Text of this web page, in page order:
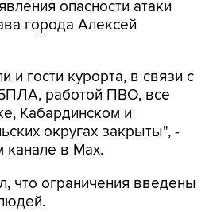
опасности атаки
города Алексей
гости курорта, в связи с
работой ПВО, все
Кабардинском и
округах закрыты", -
канале в Max.
что ограничения введены